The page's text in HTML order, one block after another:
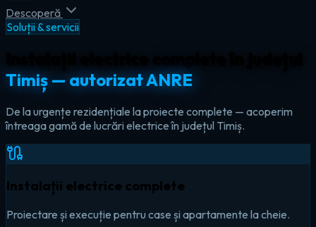
Descoperă
Soluții & servicii
Timiș — autorizat ANRE
De la urgențe rezidențiale la proiecte complete — acoperim
întreaga gamă de lucrări electrice în județul Timiș.
Instalații electrice complete
Proiectare și execuție pentru case și apartamente la cheie.